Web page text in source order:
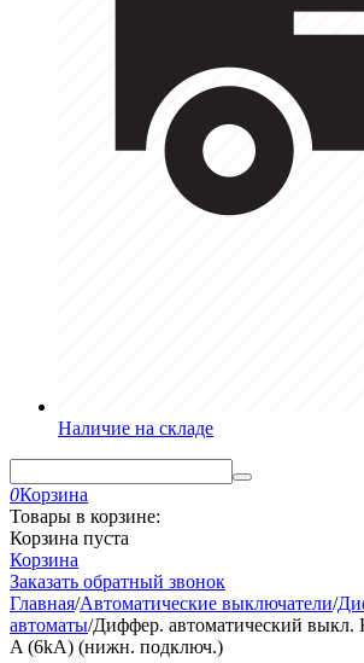
Наличие на складе
0Корзина
Товары в корзине:
Корзина пуста
Корзина
Заказать обратный звонок
Главная/Автоматические выключатели/
автоматы/Диффер. автоматический выкл.
A (6kA) (нижн. подключ.)